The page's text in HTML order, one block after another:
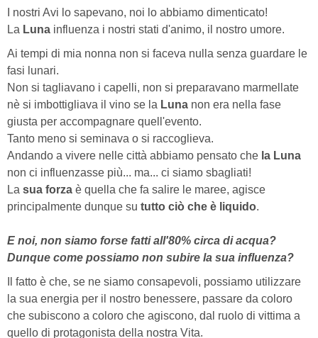
I nostri Avi lo sapevano, noi lo abbiamo dimenticato!
La Luna influenza i nostri stati d'animo, il nostro umore.
Ai tempi di mia nonna non si faceva nulla senza guardare le
fasi lunari.
Non si tagliavano i capelli, non si preparavano marmellate
nè si imbottigliava il vino se la Luna non era nella fase
giusta per accompagnare quell'evento.
Tanto meno si seminava o si raccoglieva.
Andando a vivere nelle città abbiamo pensato che la Luna
non ci influenzasse più... ma... ci siamo sbagliati!
La sua forza è quella che fa salire le maree, agisce
principalmente dunque su tutto ciò che è liquido.
E noi, non siamo forse fatti all'80% circa di acqua?
Dunque come possiamo non subire la sua influenza?
Il fatto è che, se ne siamo consapevoli, possiamo utilizzare
la sua energia per il nostro benessere, passare da coloro
che subiscono a coloro che agiscono, dal ruolo di vittima a
quello di protagonista della nostra Vita.